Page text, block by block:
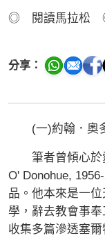
◎ 閱讀馬拉松
分享：
(一)約翰．奧多
筆者曾傾心於
O' Donohue,
品。他本來是一
學，辭去教會事奉
收集多篇滲透塞